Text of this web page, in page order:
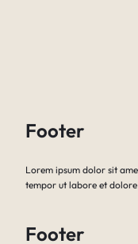
Footer
Lorem ipsum dolor sit
tempor ut labore et
Footer